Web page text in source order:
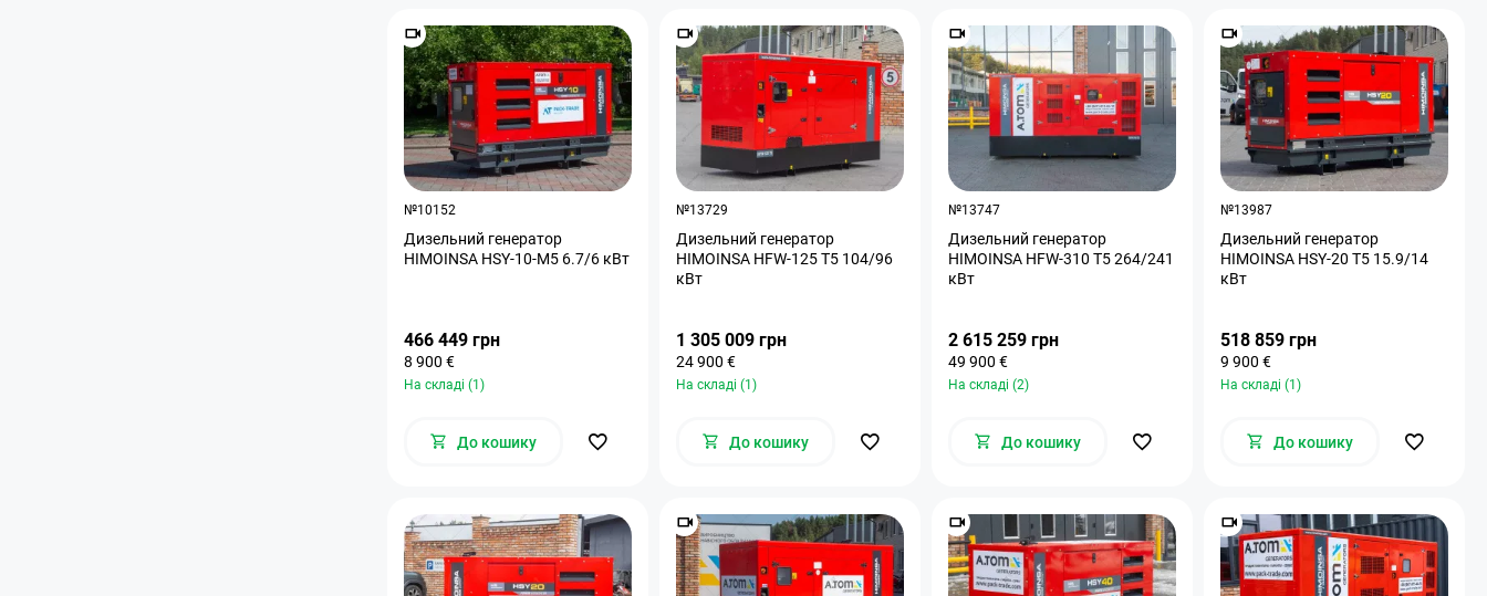
№10152
Дизельний генератор
HIMOINSA HSY-10-M5 6.7/6 кВт
466 449 грн
8 900 €
На складі (1)
До кошику
№13729
Дизельний генератор
HIMOINSA HFW-125 T5 104/96
кВт
1 305 009 грн
24 900 €
На складі (1)
До кошику
№13747
Дизельний генератор
HIMOINSA HFW-310 T5 264/241
кВт
2 615 259 грн
49 900 €
На складі (2)
До кошику
№13987
Дизельний генератор
HIMOINSA HSY-20 T5 15.9/14
кВт
518 859 грн
9 900 €
На складі (1)
До кошику